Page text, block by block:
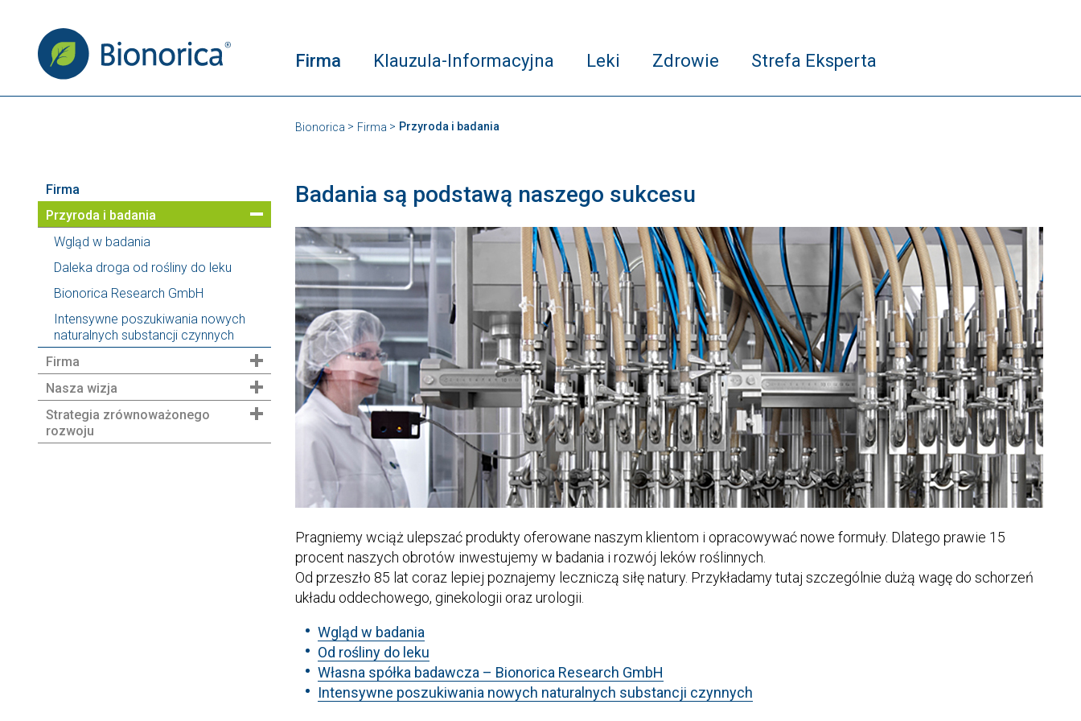
Firma Klauzula-Informacyjna Leki Zdrowie Strefa Eksperta
Bionorica Firma Przyroda i badania
Firma
Przyroda i badania
Wgląd w badania
Daleka droga od rośliny do leku
Bionorica Research GmbH
Intensywne poszukiwania nowych
naturalnych substancji czynnych
Firma
Nasza wizja
Strategia zrównoważonego
rozwoju
Badania są podstawą naszego sukcesu
Pragniemy wciąż ulepszać produkty oferowane naszym klientom i opracowywać nowe formuły. Dlatego prawie 15
procent naszych obrotów inwestujemy w badania i rozwój leków roślinnych.
Od przeszło 85 lat coraz lepiej poznajemy leczniczą siłę natury. Przykładamy tutaj szczególnie dużą wagę do schorzeń
układu oddechowego, ginekologii oraz urologii.
Wgląd w badania
Od rośliny do leku
Własna spółka badawcza – Bionorica Research GmbH
Intensywne poszukiwania nowych naturalnych substancji czynnych